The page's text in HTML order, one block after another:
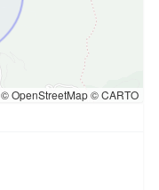
© OpenStreetMap © CARTO